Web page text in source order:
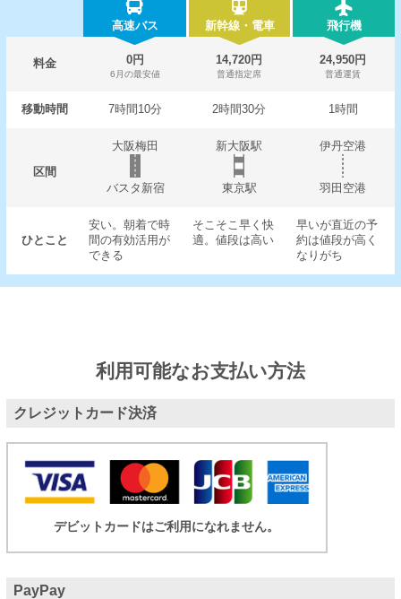
高速バス 新幹線・電車 飛行機
料金 0円
6月の最安値
14,720円
普通指定席
24,950円
普通運賃
移動時間 7時間10分 2時間30分 1時間
区間
大阪梅田 新大阪駅 伊丹空港
バスタ新宿 東京駅 羽田空港
ひとこと
安い。朝着で時
間の有効活用が
できる
そこそこ早く快
適。値段は高い
早いが直近の予
約は値段が高く
なりがち
利用可能なお支払い方法
クレジットカード決済
デビットカードはご利用になれません。
PayPay